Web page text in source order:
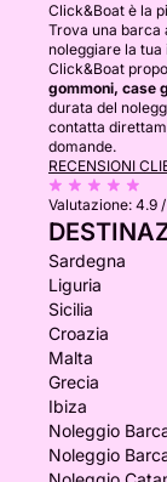
Click&Boat è la
Trova una barca
noleggiare la
Click&Boat
gommoni, case
durata del
contatta
domande.
RECENSIONI
Valutazione: 4.9
Sardegna
Liguria
Sicilia
Croazia
Malta
Grecia
Ibiza
Noleggio
Noleggio